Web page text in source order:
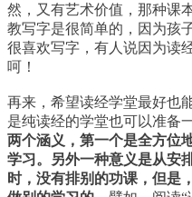
然，又有艺术价值，那种课
教写字是很简单的，因为孩
很喜欢写字，有人说因为读
呵！
再来，希望读经学堂最好也
是纯读经的学堂也可以准备
两个涵义，第一个是全方位
学习。另外一种意义是从安
时，没有排别的功课，但是